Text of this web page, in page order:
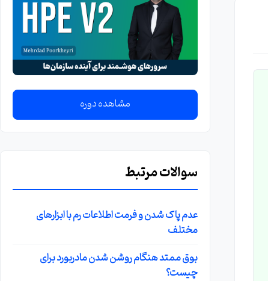
مشاهده دوره
سوالات مرتبط
عدم پاک شدن و فرمت اطلاعات رم با ابزارهای
مختلف
بوق ممتد هنگام روشن شدن مادربورد برای
چیست؟